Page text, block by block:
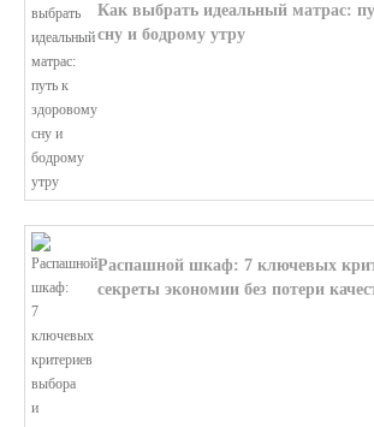
Как выбрать идеальный матрас:
сну и бодрому утру
Распашной шкаф: 7 ключевых
секреты экономии без потери